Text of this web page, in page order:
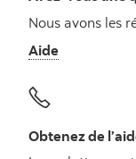
Nous avons les
Aide
Obtenez de